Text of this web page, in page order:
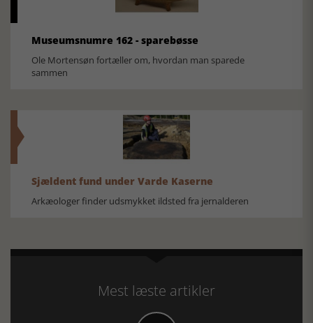
Museumsnumre 162 - sparebøsse
Ole Mortensøn fortæller om, hvordan man sparede
sammen
Sjældent fund under Varde Kaserne
Arkæologer finder udsmykket ildsted fra jernalderen
Mest læste artikler